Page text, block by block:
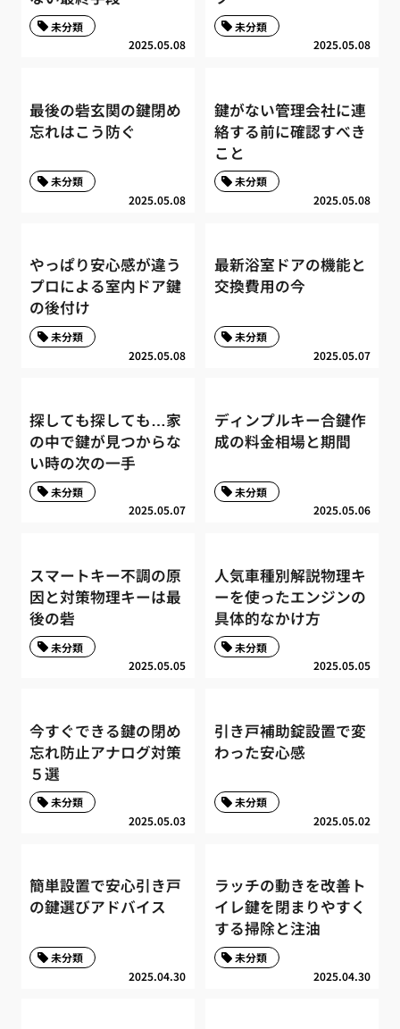
2025.05.08
未分類
2025.05.08
未分類
最後の砦玄関の鍵閉め
忘れはこう防ぐ
2025.05.08
未分類
鍵がない管理会社に連
絡する前に確認すべき
こと
2025.05.08
未分類
やっぱり安心感が違う
プロによる室内ドア鍵
の後付け
2025.05.08
未分類
最新浴室ドアの機能と
交換費用の今
2025.05.07
未分類
探しても探しても…家
の中で鍵が見つからな
い時の次の一手
2025.05.07
未分類
ディンプルキー合鍵作
成の料金相場と期間
2025.05.06
未分類
スマートキー不調の原
因と対策物理キーは最
後の砦
2025.05.05
未分類
人気車種別解説物理キ
ーを使ったエンジンの
具体的なかけ方
2025.05.05
未分類
今すぐできる鍵の閉め
忘れ防止アナログ対策
５選
2025.05.03
未分類
引き戸補助錠設置で変
わった安心感
2025.05.02
未分類
簡単設置で安心引き戸
の鍵選びアドバイス
2025.04.30
未分類
ラッチの動きを改善ト
イレ鍵を閉まりやすく
する掃除と注油
2025.04.30
未分類